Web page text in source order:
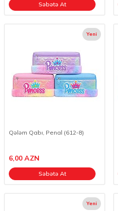
Səbətə At
Yeni
Qələm Qabı, Penal (612-8)
6,00 AZN
Səbətə At
Yeni